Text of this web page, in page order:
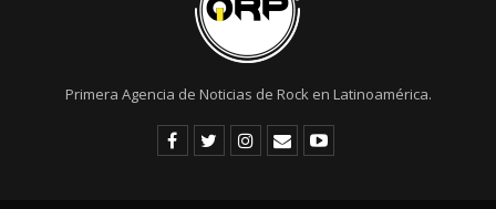
Primera Agencia de Noticias de Rock en Latinoamérica.